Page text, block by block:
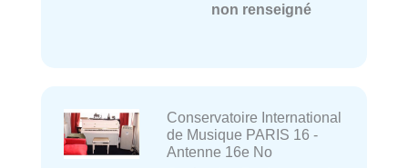
non renseigné
Conservatoire International
de Musique PARIS 16 -
Antenne 16e No